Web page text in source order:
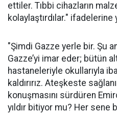
ettiler. Tıbbi cihazların
kolaylaştırdılar." ifadelerine
"Şimdi Gazze yerle bir. Şu
Gazze’yi imar eder; bütün
hastaneleriyle okullarıyla
kaldırırız. Ateşkeste
konuşmasını sürdüren
yıldır bitiyor mu? Her sene